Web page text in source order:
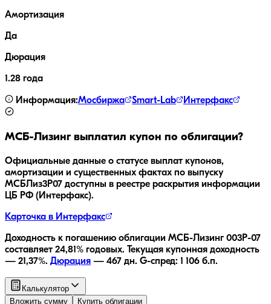
Амортизация
Да
Дюрация
1.28 года
Информация:Мосбиржа Smart-Lab Интерфакс
МСБ-Лизинг выплатил купон по облигации?
Официальные данные о статусе выплат купонов,
амортизации и существенных фактах по выпуску
МСБЛиз3P07 доступны в реестре раскрытия информации
ЦБ РФ (Интерфакс).
Карточка в Интерфакс
Доходность к погашению облигации МСБ-Лизинг 003P-07
составляет 24,81% годовых. Текущая купонная доходность
— 21,37%. Дюрация — 467 дн. G-спред: 1 106 б.п.
Калькулятор
Вложить сумму
Купить облигации